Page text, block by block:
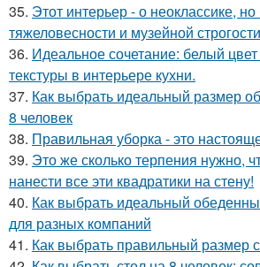
35. Этот интерьер - о неоклассике, но
тяжеловесности и музейной
36. Идеальное сочетание: белый
текстуры в интерьере кухни.
37. Как выбрать идеальный размер
8 человек
38. Правильная уборка - это
39. Это же сколько терпения нужно,
нанести все эти квадратики на стену!
40. Как выбрать идеальный
для разных компаний
41. Как выбрать правильный размер